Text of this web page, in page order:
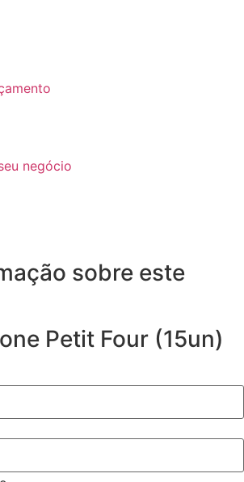
negócio
sobre este
Petit Four (15un)